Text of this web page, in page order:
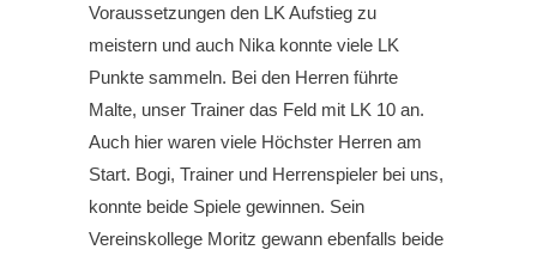
Voraussetzungen den LK Aufstieg zu
meistern und auch Nika konnte viele LK
Punkte sammeln. Bei den Herren führte
Malte, unser Trainer das Feld mit LK 10 an.
Auch hier waren viele Höchster Herren am
Start. Bogi, Trainer und Herrenspieler bei uns,
konnte beide Spiele gewinnen. Sein
Vereinskollege Moritz gewann ebenfalls beide